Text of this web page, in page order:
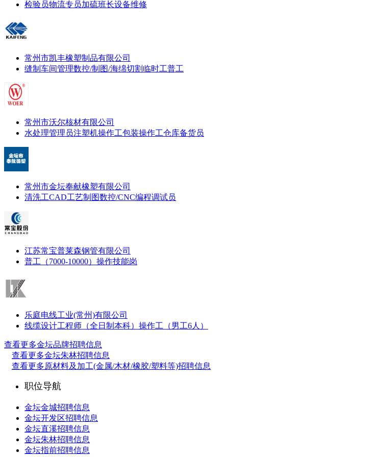
检验员物流专员加硫班长设备维修
常州市凯丰橡塑制品有限公司
缝制车间管理数控/制图/海绵切割 临时工普工
常州市沃尔核材有限公司
水处理管理员注塑机操作工包装操作工仓库备货员
常州市金坛奉献橡塑有限公司
清洗工CAD工艺制图数控/CNC编程调试员
江苏常宝普莱森钢管有限公司
普工（7000-10000） 操作技能岗
乐庭电线工业(常州)有限公司
线缆设计工程师（全日制本科） 操作工（男工6人）
查看更多金坛品牌招聘信息
查看更多金坛朱林招聘信息
查看更多原材料及加工(金属/木材/橡胶/塑料等)招聘信息
职位导航
金坛金城招聘信息
金坛开发区招聘信息
金坛直溪招聘信息
金坛朱林招聘信息
金坛指前招聘信息